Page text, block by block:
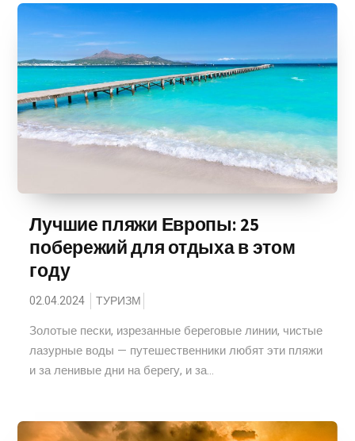
Лучшие пляжи Европы: 25
побережий для отдыха в этом
году
02.04.2024 ТУРИЗМ
Золотые пески, изрезанные береговые линии, чистые
лазурные воды — путешественники любят эти пляжи
и за ленивые дни на берегу, и за...